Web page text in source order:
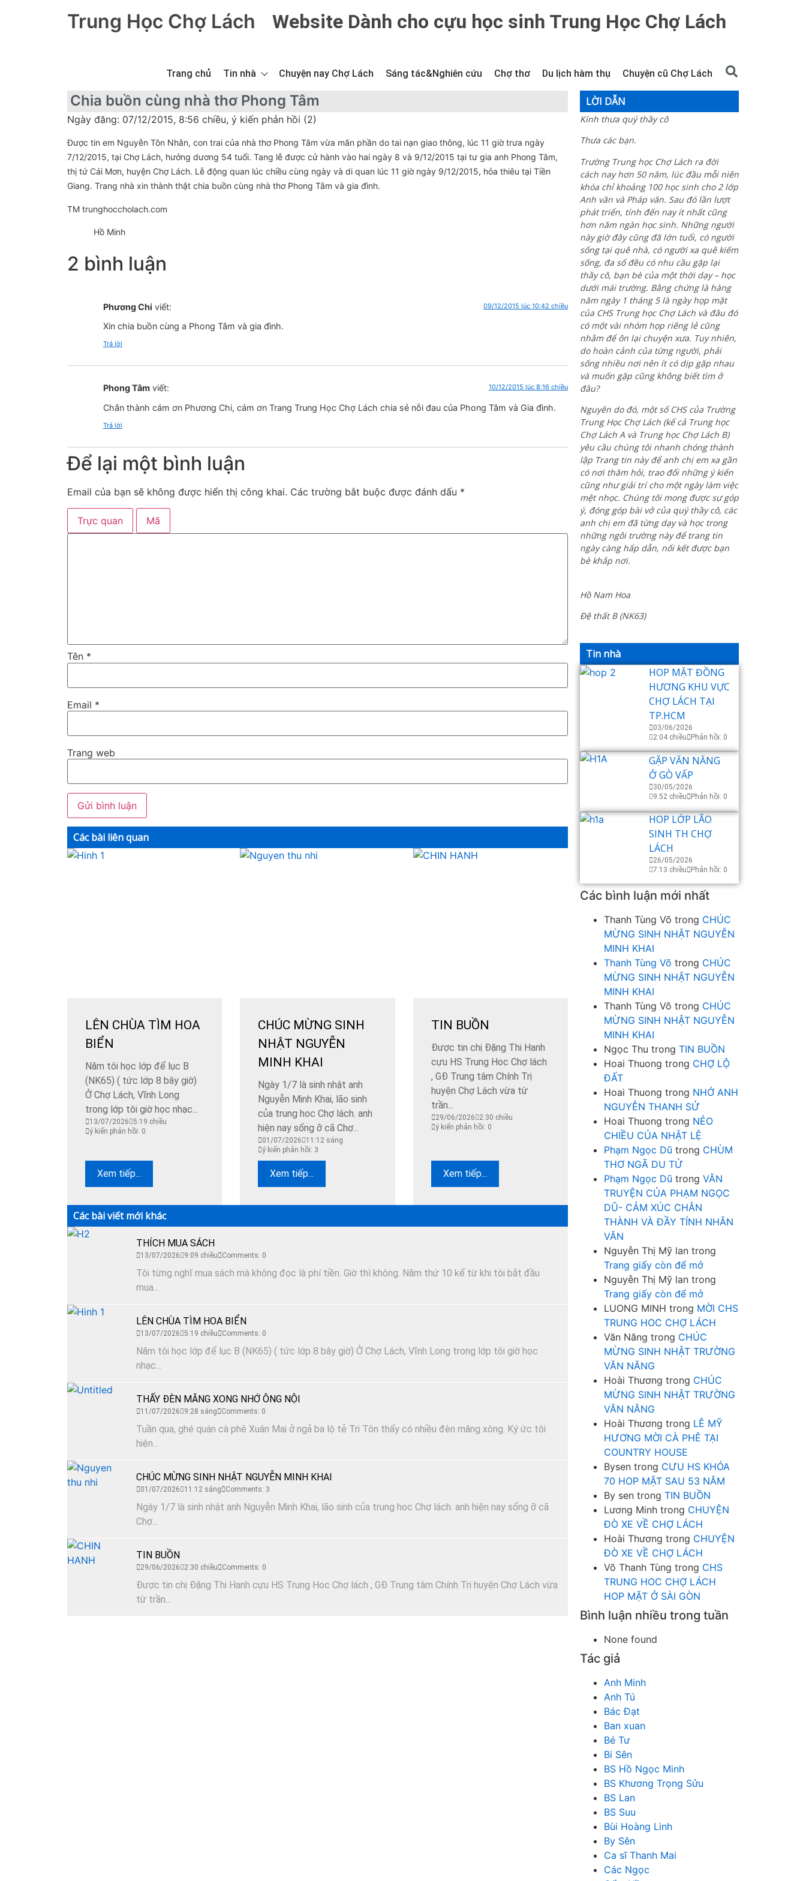
Trung Học Chợ Lách Website Dành cho cựu học sinh Trung Học Chợ Lách
Trang chủ Tin nhà Chuyện nay Chợ Lách Sáng tác&Nghiên cứu Chợ thơ Du lịch hàm thụ Chuyện cũ Chợ Lách
Chia buồn cùng nhà thơ Phong Tâm
Ngày đăng: 07/12/2015, 8:56 chiều, ý kiến phản hồi (2)
Được tin em Nguyễn Tôn Nhân, con trai của nhà thơ Phong Tâm vừa mãn phần do tai nạn giao thông, lúc 11 giờ trưa ngày
7/12/2015, tại Chợ Lách, hưởng dương 54 tuổi. Tang lễ được cử hành vào hai ngày 8 và 9/12/2015 tại tư gia anh Phong Tâm,
thị tứ Cái Mơn, huyện Chợ Lách. Lễ động quan lúc chiều cùng ngày và di quan lúc 11 giờ ngày 9/12/2015, hỏa thiêu tại Tiền
Giang. Trang nhà xin thành thật chia buồn cùng nhà thơ Phong Tâm và gia đình.
TM trunghoccholach.com
Hồ Minh
2 bình luận
Phương Chi viết: 09/12/2015 lúc 10:42 chiều
Xin chia buồn cùng a Phong Tâm và gia đình.
Trả lời
Phong Tâm viết: 10/12/2015 lúc 8:16 chiều
Chân thành cám ơn Phương Chi, cám ơn Trang Trung Học Chợ Lách chia sẻ nỗi đau của Phong Tâm và Gia đình.
Trả lời
Để lại một bình luận
Email của bạn sẽ không được hiển thị công khai. Các trường bắt buộc được đánh dấu *
Trực quan Mã
Tên *
Email *
Trang web
Các bài liên quan
LÊN CHÙA TÌM HOA
BIỂN
Năm tôi học lớp để lục B
(NK65) ( tức lớp 8 bây giờ)
Ở Chợ Lách, Vĩnh Long
trong lớp tôi giờ học nhạc...
13/07/2026
5:19 chiều
ý kiến phản hồi: 0
Xem tiếp...
CHÚC MỪNG SINH
NHẬT NGUYỄN
MINH KHAI
Ngày 1/7 là sinh nhật anh
Nguyễn Minh Khai, lão sinh
của trung hoc Chợ lách. anh
hiện nay sống ỡ cã Chợ...
01/07/2026
11:12 sáng
ý kiến phản hồi: 3
Xem tiếp...
TIN BUỒN
Được tin chị Đặng Thi Hanh
cựu HS Trung Hoc Chợ lách
, GĐ Trung tâm Chính Trị
huyện Chợ Lách vừa từ
trần...
29/06/2026
2:30 chiều
ý kiến phản hồi: 0
Xem tiếp...
Các bài viết mới khác
THÍCH MUA SÁCH
13/07/2026 9:09 chiều Comments: 0
Tôi từng nghĩ mua sách mà không đọc là phí tiền. Giờ thì không. Năm thứ 10 kể từ khi tôi bắt đầu
mua...
LÊN CHÙA TÌM HOA BIỂN
13/07/2026 5:19 chiều Comments: 0
Năm tôi học lớp để lục B (NK65) ( tức lớp 8 bây giờ) Ở Chợ Lách, Vĩnh Long trong lớp tôi giờ học
nhạc...
THẤY ĐÈN MĂNG XONG NHỚ ÔNG NỘI
11/07/2026 9:28 sáng Comments: 0
Tuần qua, ghé quán cà phê Xuân Mai ở ngả ba lộ tẻ Tri Tôn thấy có nhiều đèn măng xông. Ký ức tôi
hiện...
CHÚC MỪNG SINH NHẬT NGUYỄN MINH KHAI
01/07/2026 11:12 sáng Comments: 3
Ngày 1/7 là sinh nhật anh Nguyễn Minh Khai, lão sinh của trung hoc Chợ lách. anh hiện nay sống ỡ cã
Chợ...
TIN BUỒN
29/06/2026 2:30 chiều Comments: 0
Được tin chị Đặng Thi Hanh cựu HS Trung Hoc Chợ lách , GĐ Trung tâm Chính Trị huyện Chợ Lách vừa
từ trần...
LỜI DẪN
Kính thưa quý thầy cô
Thưa các bạn.
Trường Trung học Chợ Lách ra đời
cách nay hơn 50 năm, lúc đầu mỗi niên
khóa chỉ khoảng 100 học sinh cho 2 lớp
Anh văn và Pháp văn. Sau đó lần lượt
phát triển, tính đến nay ít nhất cũng
hơn năm ngàn học sinh. Những người
này giờ đây cũng đã lớn tuổi, có người
sống tại quê nhà, có người xa quê kiếm
sống, đa số đều có nhu cầu gặp lại
thầy cô, bạn bè của một thời dạy – học
dưới mái trường. Bằng chứng là hàng
năm ngày 1 tháng 5 là ngày họp mặt
của CHS Trung học Chợ Lách và đâu đó
có một vài nhóm họp riêng lẻ cũng
nhằm để ôn lại chuyện xưa. Tuy nhiên,
do hoàn cảnh của từng người, phải
sống nhiều nơi nên ít có dịp gặp nhau
và muốn gặp cũng không biết tìm ở
đâu?
Nguyên do đó, một số CHS của Trường
Trung Học Chợ Lách (kể cả Trung học
Chợ Lách A và Trung học Chợ Lách B)
yêu cầu chúng tôi nhanh chóng thành
lập Trang tin này để anh chị em xa gần
có nơi thăm hỏi, trao đổi những ý kiến
cũng như giải trí cho một ngày làm việc
mệt nhọc. Chúng tôi mong được sự góp
ý, đóng góp bài vở của quý thầy cô, các
anh chị em đã từng dạy và học trong
những ngôi trường này để trang tin
ngày càng hấp dẫn, nối kết được bạn
bè khắp nơi.
Hồ Nam Hoa
Đệ thất B (NK63)
Tin nhà
HOP MẶT ĐỒNG
HƯƠNG KHU VỰC
CHỢ LÁCH TẠI
TP.HCM
03/06/2026
2:04 chiều
Phản hồi: 0
GẶP VĂN NĂNG
Ở GÒ VẤP
30/05/2026
9:52 chiều
Phản hồi: 0
HOP LỚP LÃO
SINH TH CHỢ
LÁCH
26/05/2026
7:13 chiều
Phản hồi: 0
Các bình luận mới nhất
Thanh Tùng Võ trong CHÚC
MỪNG SINH NHẬT NGUYỄN
MINH KHAI
Thanh Tùng Võ trong CHÚC
MỪNG SINH NHẬT NGUYỄN
MINH KHAI
Thanh Tùng Võ trong CHÚC
MỪNG SINH NHẬT NGUYỄN
MINH KHAI
Ngọc Thu trong TIN BUỒN
Hoai Thuong trong CHỢ LỘ
ĐẤT
Hoai Thuong trong NHỚ ANH
NGUYỄN THANH SỬ
Hoai Thuong trong NẺO
CHIỀU CỦA NHẬT LỆ
Phạm Ngọc Dũ trong CHÙM
THƠ NGÃ DU TỬ
Phạm Ngọc Dũ trong VĂN
TRUYỆN CỦA PHẠM NGỌC
DŨ- CẢM XÚC CHÂN
THÀNH VÀ ĐẦY TÍNH NHÂN
VĂN
Nguyễn Thị Mỹ lan trong
Trang giấy còn để mở
Nguyễn Thị Mỹ lan trong
Trang giấy còn để mở
LUONG MINH trong MỜI CHS
TRUNG HOC CHỢ LÁCH
Văn Năng trong CHÚC
MỪNG SINH NHẬT TRƯỜNG
VĂN NĂNG
Hoài Thương trong CHÚC
MỪNG SINH NHẬT TRƯỜNG
VĂN NĂNG
Hoài Thương trong LÊ MỸ
HƯƠNG MỜI CÀ PHÊ TẠI
COUNTRY HOUSE
Bysen trong CƯU HS KHÓA
70 HOP MẶT SAU 53 NĂM
By sen trong TIN BUỒN
Lương Minh trong CHUYỆN
ĐÒ XE VỀ CHỢ LÁCH
Hoài Thương trong CHUYỆN
ĐÒ XE VỀ CHỢ LÁCH
Võ Thanh Tùng trong CHS
TRUNG HOC CHỢ LÁCH
HOP MẶT Ở SÀI GÒN
Bình luận nhiều trong tuần
None found
Tác giả
Anh Minh
Anh Tú
Bác Đạt
Ban xuan
Bé Tư
Bi Sên
BS Hồ Ngọc Minh
BS Khương Trọng Sửu
BS Lan
BS Suu
Bùi Hoàng Linh
By Sên
Ca sĩ Thanh Mai
Các Ngọc